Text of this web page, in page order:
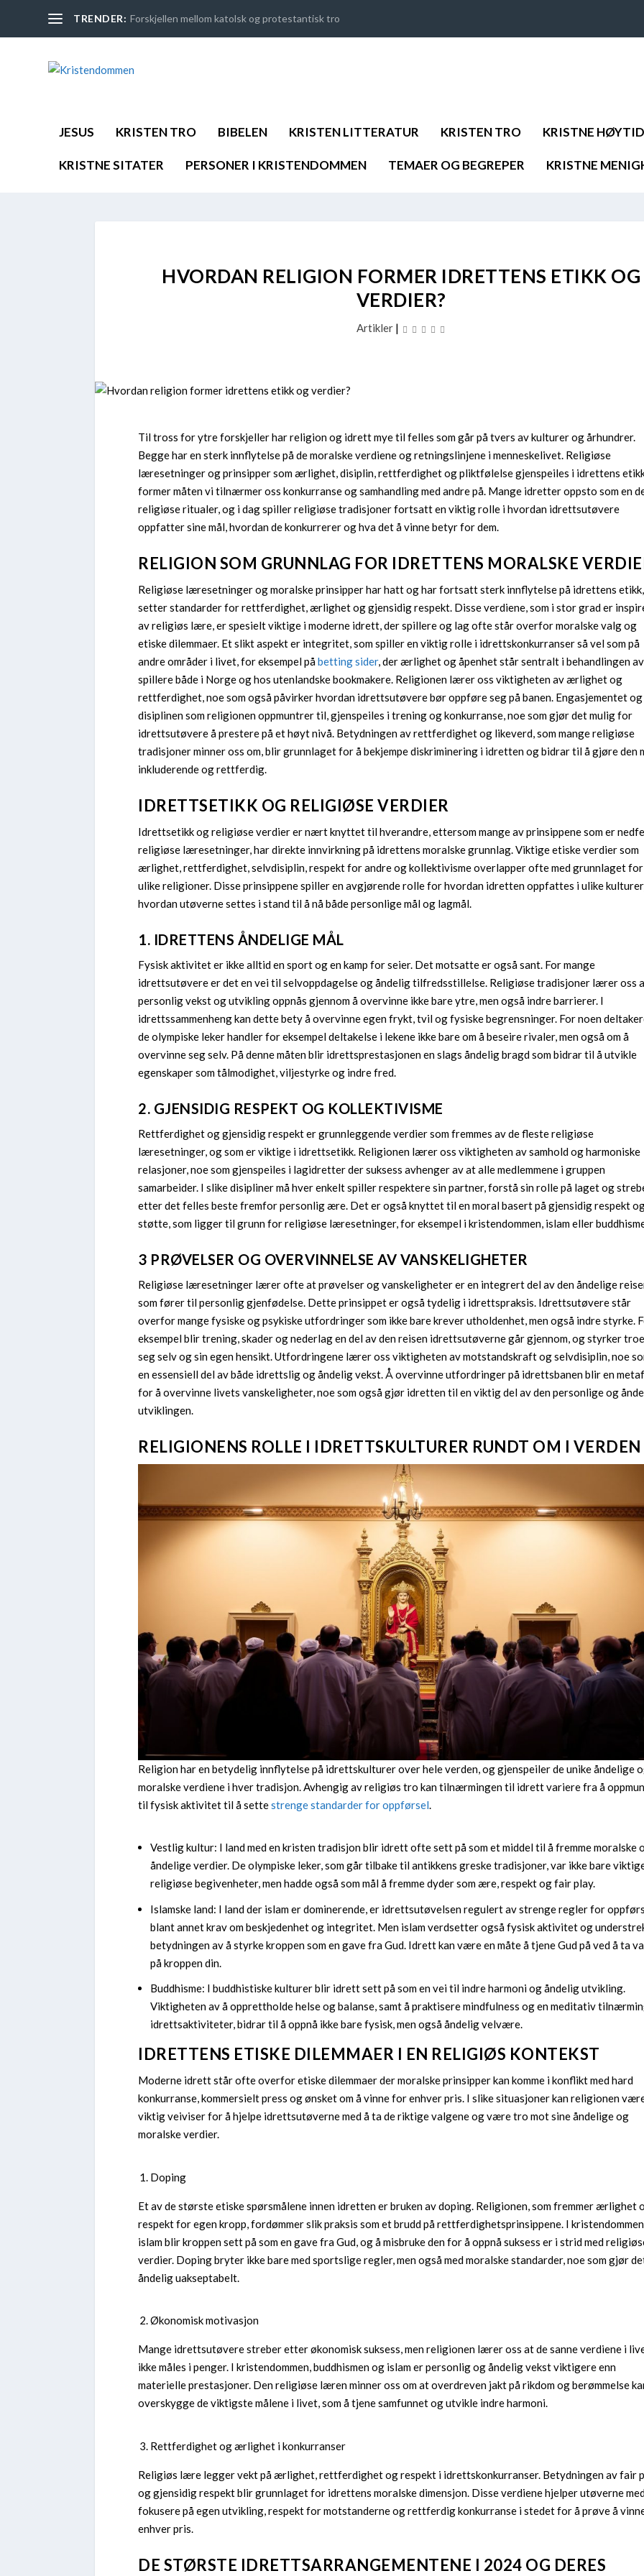
TRENDER: Forskjellen mellom katolsk og protestantisk tro
JESUS KRISTEN TRO BIBELEN KRISTEN LITTERATUR KRISTEN TRO KRISTNE
KRISTNE SITATER PERSONER I KRISTENDOMMEN TEMAER OG BEGREPER KRISTNE
HVORDAN RELIGION FORMER IDRETTENS ETIKK OG
VERDIER?
Artikler |
Til tross for ytre forskjeller har religion og idrett mye til felles som går på tvers av kulturer og århundrer.
Begge har en sterk innflytelse på de moralske verdiene og retningslinjene i menneskelivet. Religiøse
læresetninger og prinsipper som ærlighet, disiplin, rettferdighet og pliktfølelse gjenspeiles i idrettens
former måten vi tilnærmer oss konkurranse og samhandling med andre på. Mange idretter oppsto som en
religiøse ritualer, og i dag spiller religiøse tradisjoner fortsatt en viktig rolle i hvordan idrettsutøvere
oppfatter sine mål, hvordan de konkurrerer og hva det å vinne betyr for dem.
RELIGION SOM GRUNNLAG FOR IDRETTENS MORALSKE
Religiøse læresetninger og moralske prinsipper har hatt og har fortsatt sterk innflytelse på idrettens
setter standarder for rettferdighet, ærlighet og gjensidig respekt. Disse verdiene, som i stor grad er
av religiøs lære, er spesielt viktige i moderne idrett, der spillere og lag ofte står overfor moralske valg og
etiske dilemmaer. Et slikt aspekt er integritet, som spiller en viktig rolle i idrettskonkurranser så vel som på
andre områder i livet, for eksempel påbetting sider, der ærlighet og åpenhet står sentralt i behandlingen av
spillere både i Norge og hos utenlandske bookmakere. Religionen lærer oss viktigheten av ærlighet og
rettferdighet, noe som også påvirker hvordan idrettsutøvere bør oppføre seg på banen. Engasjementet og
disiplinen som religionen oppmuntrer til, gjenspeiles i trening og konkurranse, noe som gjør det mulig for
idrettsutøvere å prestere på et høyt nivå. Betydningen av rettferdighet og likeverd, som mange religiøse
tradisjoner minner oss om, blir grunnlaget for å bekjempe diskriminering i idretten og bidrar til å gjøre den
inkluderende og rettferdig.
IDRETTSETIKK OG RELIGIØSE VERDIER
Idrettsetikk og religiøse verdier er nært knyttet til hverandre, ettersom mange av prinsippene som er
religiøse læresetninger, har direkte innvirkning på idrettens moralske grunnlag. Viktige etiske verdier som
ærlighet, rettferdighet, selvdisiplin, respekt for andre og kollektivisme overlapper ofte med grunnlaget for
ulike religioner. Disse prinsippene spiller en avgjørende rolle for hvordan idretten oppfattes i ulike
hvordan utøverne settes i stand til å nå både personlige mål og lagmål.
1. IDRETTENS ÅNDELIGE MÅL
Fysisk aktivitet er ikke alltid en sport og en kamp for seier. Det motsatte er også sant. For mange
idrettsutøvere er det en vei til selvoppdagelse og åndelig tilfredsstillelse. Religiøse tradisjoner lærer oss
personlig vekst og utvikling oppnås gjennom å overvinne ikke bare ytre, men også indre barrierer. I
idrettssammenheng kan dette bety å overvinne egen frykt, tvil og fysiske begrensninger. For noen
de olympiske leker handler for eksempel deltakelse i lekene ikke bare om å beseire rivaler, men også om å
overvinne seg selv. På denne måten blir idrettsprestasjonen en slags åndelig bragd som bidrar til å utvikle
egenskaper som tålmodighet, viljestyrke og indre fred.
2. GJENSIDIG RESPEKT OG KOLLEKTIVISME
Rettferdighet og gjensidig respekt er grunnleggende verdier som fremmes av de fleste religiøse
læresetninger, og som er viktige i idrettsetikk. Religionen lærer oss viktigheten av samhold og harmoniske
relasjoner, noe som gjenspeiles i lagidretter der suksess avhenger av at alle medlemmene i gruppen
samarbeider. I slike disipliner må hver enkelt spiller respektere sin partner, forstå sin rolle på laget og
etter det felles beste fremfor personlig ære. Det er også knyttet til en moral basert på gjensidig respekt
støtte, som ligger til grunn for religiøse læresetninger, for eksempel i kristendommen, islam eller
3 PRØVELSER OG OVERVINNELSE AV VANSKELIGHETER
Religiøse læresetninger lærer ofte at prøvelser og vanskeligheter er en integrert del av den åndelige
som fører til personlig gjenfødelse. Dette prinsippet er også tydelig i idrettspraksis. Idrettsutøvere står
overfor mange fysiske og psykiske utfordringer som ikke bare krever utholdenhet, men også indre styrke.
eksempel blir trening, skader og nederlag en del av den reisen idrettsutøverne går gjennom, og styrker
seg selv og sin egen hensikt. Utfordringene lærer oss viktigheten av motstandskraft og selvdisiplin, noe
en essensiell del av både idrettslig og åndelig vekst. Å overvinne utfordringer på idrettsbanen blir en
for å overvinne livets vanskeligheter, noe som også gjør idretten til en viktig del av den personlige og
utviklingen.
RELIGIONENS ROLLE I IDRETTSKULTURER RUNDT OM I VERDEN
Religion har en betydelig innflytelse på idrettskulturer over hele verden, og gjenspeiler de unike åndelige
moralske verdiene i hver tradisjon. Avhengig av religiøs tro kan tilnærmingen til idrett variere fra å
til fysisk aktivitet til å settestrenge standarder for oppførsel.
Vestlig kultur: I land med en kristen tradisjon blir idrett ofte sett på som et middel til å fremme moralske
åndelige verdier. De olympiske leker, som går tilbake til antikkens greske tradisjoner, var ikke bare
religiøse begivenheter, men hadde også som mål å fremme dyder som ære, respekt og fair play.
Islamske land: I land der islam er dominerende, er idrettsutøvelsen regulert av strenge regler for
blant annet krav om beskjedenhet og integritet. Men islam verdsetter også fysisk aktivitet og
betydningen av å styrke kroppen som en gave fra Gud. Idrett kan være en måte å tjene Gud på ved å ta
på kroppen din.
Buddhisme: I buddhistiske kulturer blir idrett sett på som en vei til indre harmoni og åndelig utvikling.
Viktigheten av å opprettholde helse og balanse, samt å praktisere mindfulness og en meditativ
idrettsaktiviteter, bidrar til å oppnå ikke bare fysisk, men også åndelig velvære.
IDRETTENS ETISKE DILEMMAER I EN RELIGIØS KONTEKST
Moderne idrett står ofte overfor etiske dilemmaer der moralske prinsipper kan komme i konflikt med hard
konkurranse, kommersielt press og ønsket om å vinne for enhver pris. I slike situasjoner kan religionen
viktig veiviser for å hjelpe idrettsutøverne med å ta de riktige valgene og være tro mot sine åndelige og
moralske verdier.
Doping
Et av de største etiske spørsmålene innen idretten er bruken av doping. Religionen, som fremmer ærlighet
respekt for egen kropp, fordømmer slik praksis som et brudd på rettferdighetsprinsippene. I
islam blir kroppen sett på som en gave fra Gud, og å misbruke den for å oppnå suksess er i strid med
verdier. Doping bryter ikke bare med sportslige regler, men også med moralske standarder, noe som gjør
åndelig uakseptabelt.
Økonomisk motivasjon
Mange idrettsutøvere streber etter økonomisk suksess, men religionen lærer oss at de sanne verdiene i
ikke måles i penger. I kristendommen, buddhismen og islam er personlig og åndelig vekst viktigere enn
materielle prestasjoner. Den religiøse læren minner oss om at overdreven jakt på rikdom og berømmelse
overskygge de viktigste målene i livet, som å tjene samfunnet og utvikle indre harmoni.
Rettferdighet og ærlighet i konkurranser
Religiøs lære legger vekt på ærlighet, rettferdighet og respekt i idrettskonkurranser. Betydningen av fair
og gjensidig respekt blir grunnlaget for idrettens moralske dimensjon. Disse verdiene hjelper utøverne
fokusere på egen utvikling, respekt for motstanderne og rettferdig konkurranse i stedet for å prøve å
enhver pris.
DE STØRSTE IDRETTSARRANGEMENTENE I 2024 OG DERES